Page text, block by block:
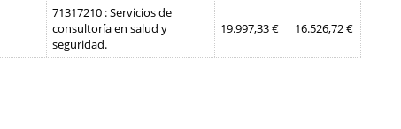
71317210 : Servicios de
consultoría en salud y
seguridad.
19.997,33 € 16.526,72 €